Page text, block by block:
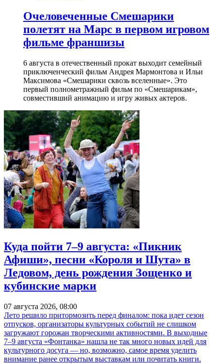
Очеловеченные Смешарики
полетят на Марс в первом игровом
фильме франшизы
6 августа в отечественный прокат выходит семейный
приключенческий фильм Андрея Мармонтова и Ильи
Максимова «Смешарики сквозь вселенные». Это
первый полнометражный фильм по «Смешарикам»,
совместивший анимацию и игру живых актеров.
Куда пойти 7–9 августа: «Пикник
Афиши», песни «Короля и Шута» в
Ледовом, день рождения Зощенко и
кубинские марки
07 августа 2026, 08:00
Лето решило притормозить перед финалом: пока идет сезон
отпусков, организаторы культурных событий не слишком
загружают горожан творческими активностями. В выходные
7–9 августа «Фонтанка» нашла не так много новых идей для
культурного досуга — но, возможно, самое время уделить
внимание ранее открытым выставкам или почитать книги.